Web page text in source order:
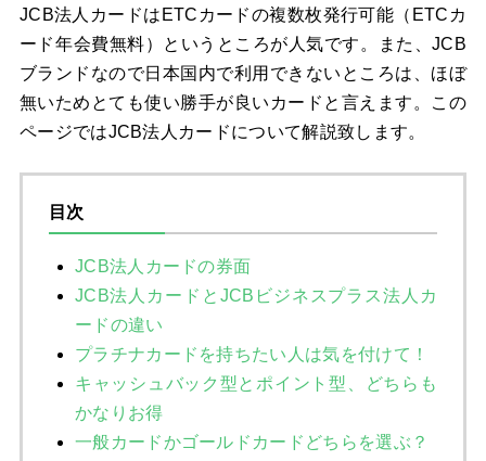
JCB法人カードはETCカードの複数枚発行可能（ETCカ
ード年会費無料）というところが人気です。また、JCB
ブランドなので日本国内で利用できないところは、ほぼ
無いためとても使い勝手が良いカードと言えます。この
ページではJCB法人カードについて解説致します。
目次
JCB法人カードの券面
JCB法人カードとJCBビジネスプラス法人カ
ードの違い
プラチナカードを持ちたい人は気を付けて！
キャッシュバック型とポイント型、どちらも
かなりお得
一般カードかゴールドカードどちらを選ぶ？